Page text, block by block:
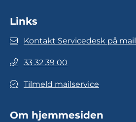
Links
Kontakt Servicedesk på mail
33 32 39 00
Tilmeld mailservice
Om hjemmesiden